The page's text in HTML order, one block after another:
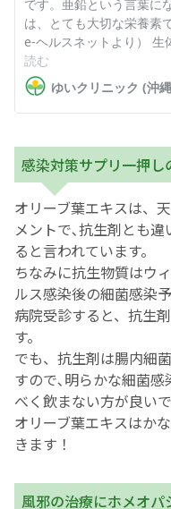
感染対策サプリ一押し
オリーブ葉エキスは、
メントで､抗生剤とも
ると言われています。
ちなみに抗生物質はウ
ルス感染後の細菌感染
病院受診すると、抗生
す。
でも、抗生剤は腸内細
すので､明らかな細菌
べく飲まない方が良いで
オリーブ葉エキスはか
きます！
風邪の治療にホメオパ